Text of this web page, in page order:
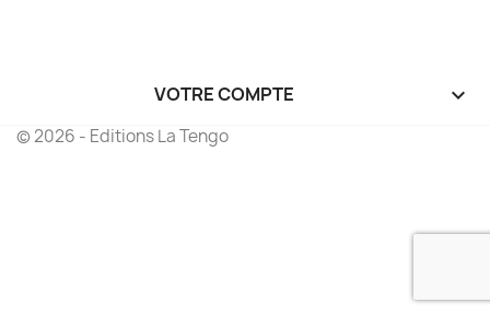
VOTRE COMPTE 
© 2026 - Editions La Tengo